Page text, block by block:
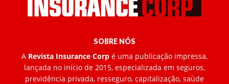
SOBRE NÓS
A Revista Insurance Corp é uma publicação impressa,
lançada no início de 2015, especializada em seguros,
previdência privada, resseguro, capitalização, saúde